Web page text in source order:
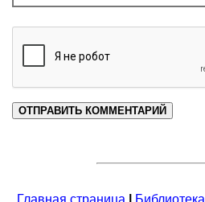
Главная страница Библиотека